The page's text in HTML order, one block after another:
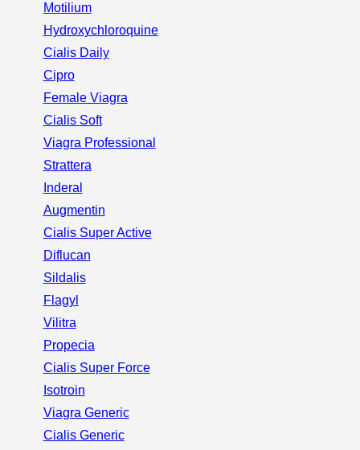
Motilium
Hydroxychloroquine
Cialis Daily
Cipro
Female Viagra
Cialis Soft
Viagra Professional
Strattera
Inderal
Augmentin
Cialis Super Active
Diflucan
Sildalis
Flagyl
Vilitra
Propecia
Cialis Super Force
Isotroin
Viagra Generic
Cialis Generic